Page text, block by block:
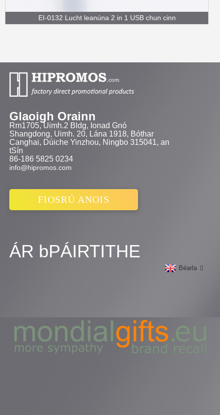
EI-0132 Lucht leanúna 2 in 1 USB chun cinn
Glaoigh Orainn
Rm1705, Uimh.2 Bldg, Ionad Gnó
Shangdong, Uimh. 20, Lána 1918, Bóthar
Canghai, Dúiche Yinzhou, Ningbo 315041, an
tSín
86-186 5825 0234
info@hipromos.com
FIOSRÚ ANOIS
ÁR bPÁIRTITHE
Béarla